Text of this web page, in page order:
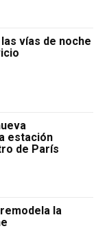
vías de noche
estación
de París
la